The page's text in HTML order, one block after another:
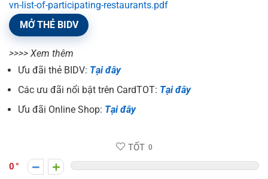
vn-list-of-participating-restaurants.pdf
MỞ THẺ BIDV
>>>> Xem thêm
Ưu đãi thẻ BIDV: Tại đây
Các ưu đãi nổi bật trên CardTOT: Tại đây
Ưu đãi Online Shop: Tại đây
TỐT 0
0